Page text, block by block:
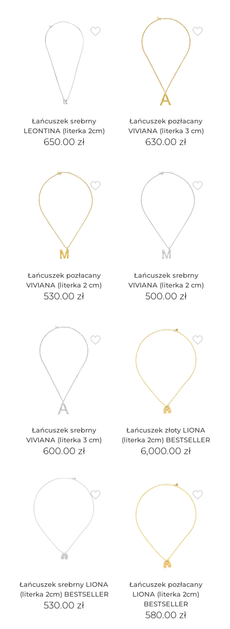
Łańcuszek srebrny
LEONTINA (literka 2cm)
650.00 zł
Łańcuszek pozłacany
VIVIANA (literka 3 cm)
630.00zł
Łańcuszek pozłacany
VIVIANA (literka 2 cm)
530.00zł
Łańcuszek srebrny
VIVIANA (literka 2 cm)
500.00 zł
Łańcuszek srebrny
VIVIANA (literka 3 cm)
600.00 zł
Łańcuszek złoty LIONA
(literka 2cm) BESTSELLER
6,000.00zł
Łańcuszek srebrny LIONA
(literka 2cm) BESTSELLER
530.00zł
Łańcuszek pozłacany
LIONA (literka 2cm)
BESTSELLER
580.00zł